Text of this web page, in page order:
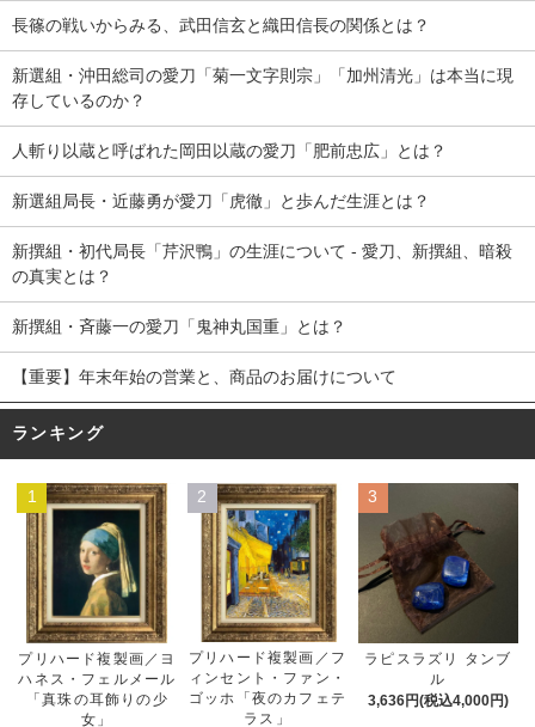
長篠の戦いからみる、武田信玄と織田信長の関係とは？
新選組・沖田総司の愛刀「菊一文字則宗」「加州清光」は本当に現
存しているのか？
人斬り以蔵と呼ばれた岡田以蔵の愛刀「肥前忠広」とは？
新選組局長・近藤勇が愛刀「虎徹」と歩んだ生涯とは？
新撰組・初代局長「芹沢鴨」の生涯について - 愛刀、新撰組、暗殺
の真実とは？
新撰組・斉藤一の愛刀「鬼神丸国重」とは？
【重要】年末年始の営業と、商品のお届けについて
ランキング
1
プリハード複製画／ヨ
ハネス・フェルメール
「真珠の耳飾りの少
女」
2
プリハード複製画／フ
ィンセント・ファン・
ゴッホ「夜のカフェテ
ラス」
3
ラピスラズリ タンブ
ル
3,636円(税込4,000円)